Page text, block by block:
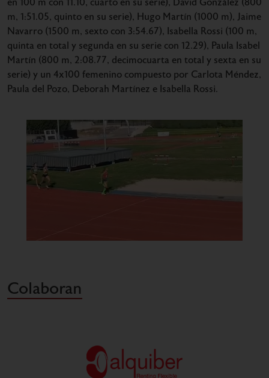
en 100 m con 11.10, cuarto en su serie), David González (800
m, 1:51.05, quinto en su serie), Hugo Martín (1000 m), Jaime
Navarro (1500 m, sexto con 3:54.67), Isabella Rossi (100 m,
quinta en total y segunda en su serie con 12.29), Paula Isabel
Martín (800 m, 2:08.77, decimocuarta en total y sexta en su
serie) y un 4x100 femenino compuesto por Carlota Méndez,
Paula del Pozo, Deborah Martínez e Isabella Rossi.
Colaboran